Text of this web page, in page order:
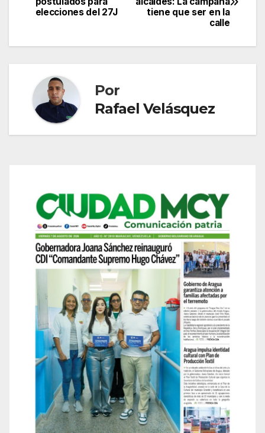
de
tiene que ser en la
calle
elecciones del 27J
Por
Rafael Velásquez